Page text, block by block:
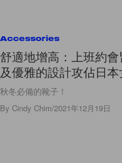
Accessories
舒適地增高：上班約
及優雅的設計攻佔日
秋冬必備的靴子！
By Cindy Chim/2021年12月19日